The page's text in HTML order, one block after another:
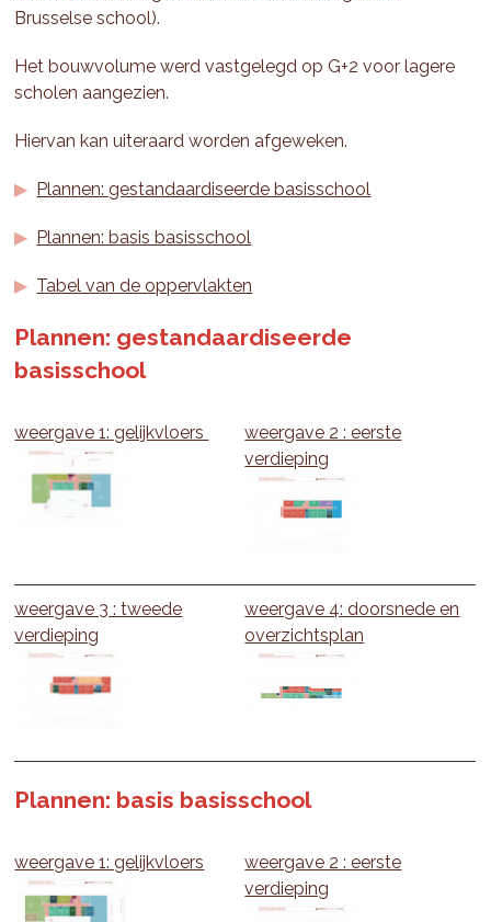
Brusselse school).
Het bouwvolume werd vastgelegd op G+2 voor lagere
scholen aangezien.
Hiervan kan uiteraard worden afgeweken.
Plannen: gestandaardiseerde basisschool
Plannen: basis basisschool
Tabel van de oppervlakten
Plannen: gestandaardiseerde
basisschool
weergave 1: gelijkvloers
weergave 2 : eerste
verdieping
weergave 3 : tweede
verdieping
weergave 4: doorsnede en
overzichtsplan
Plannen: basis basisschool
weergave 1: gelijkvloers
weergave 2 : eerste
verdieping